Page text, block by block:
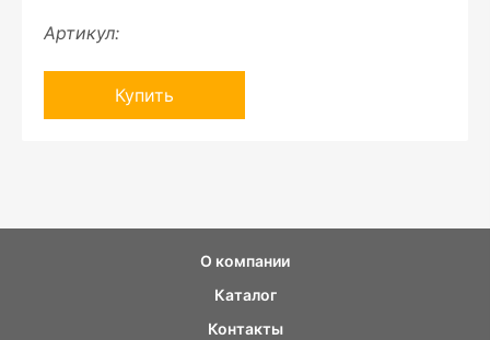
Артикул:
Купить
О компании
Каталог
Контакты